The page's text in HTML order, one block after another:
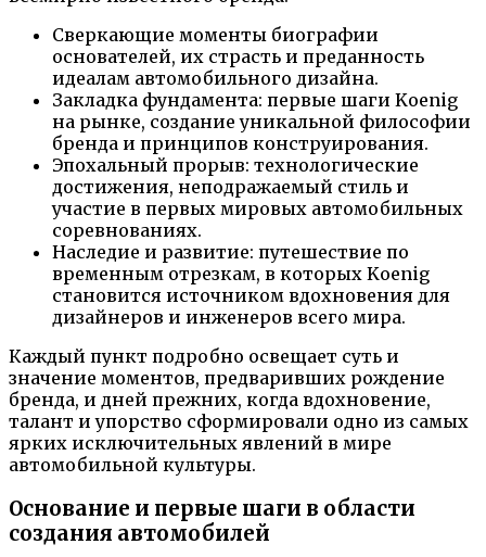
Сверкающие моменты биографии
основателей, их страсть и преданность
идеалам автомобильного дизайна.
Закладка фундамента: первые шаги Koenig
на рынке, создание уникальной философии
бренда и принципов конструирования.
Эпохальный прорыв: технологические
достижения, неподражаемый стиль и
участие в первых мировых автомобильных
соревнованиях.
Наследие и развитие: путешествие по
временным отрезкам, в которых Koenig
становится источником вдохновения для
дизайнеров и инженеров всего мира.
Каждый пункт подробно освещает суть и
значение моментов, предваривших рождение
бренда, и дней прежних, когда вдохновение,
талант и упорство сформировали одно из самых
ярких исключительных явлений в мире
автомобильной культуры.
Основание и первые шаги в области
создания автомобилей